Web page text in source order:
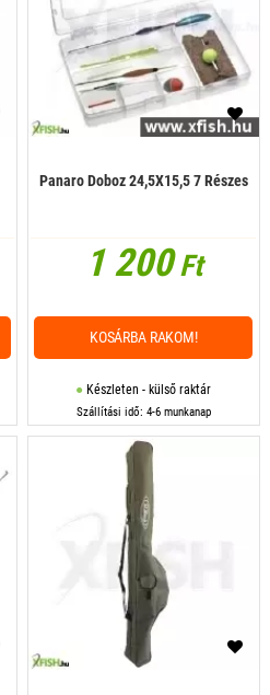
Panaro Doboz 24,5X15,5 7 Részes
1 200Ft
Készleten - külső raktár
Szállítási idő: 4-6 munkanap
KOSÁRBA RAKOM!